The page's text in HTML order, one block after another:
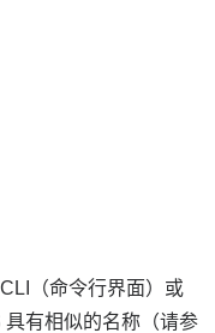
（命令行界面）或
有相似的名称（请参